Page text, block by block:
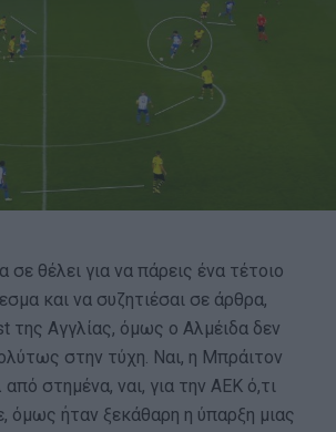
σε θέλει για να πάρεις ένα τέτοιο
και να συζητιέσαι σε άρθρα,
της Αγγλίας, όμως ο Αλμέιδα δεν
στην τύχη. Ναι, η Μπράιτον
στημένα, ναι, για την ΑΕΚ ό,τι
όμως ήταν ξεκάθαρη η ύπαρξη μιας